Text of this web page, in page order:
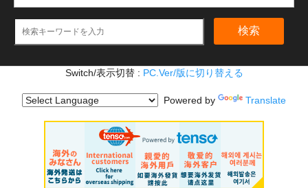
検索
Switch/表示切替 : PC.Ver/版に切り替える
Powered by Translate